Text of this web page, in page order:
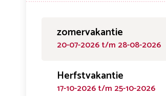
zomervakantie
20-07-2026 t/m 28-08-2026
Herfstvakantie
17-10-2026 t/m 25-10-2026